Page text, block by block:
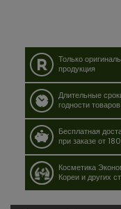
Только
продукция
Длительные
годности товаров
Бесплатная
при заказе от
Косметика
Кореи и других